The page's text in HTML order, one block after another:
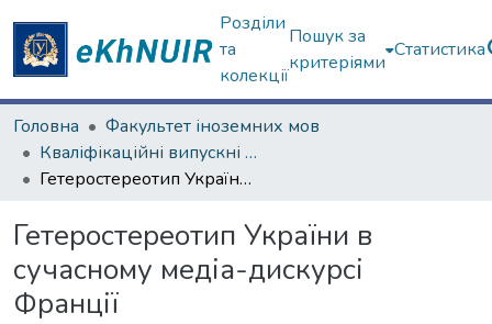
Розділи
та
колекції
Пошук за
критеріями
Статистика
Головна
Факультет іноземних мов
Кваліфікаційні випускні роботи магістрів. Факультет іноземних мов
Гетеростереотип України в сучасному медіа-дискурсі Франції
Гетеростереотип України в
сучасному медіа-дискурсі
Франції